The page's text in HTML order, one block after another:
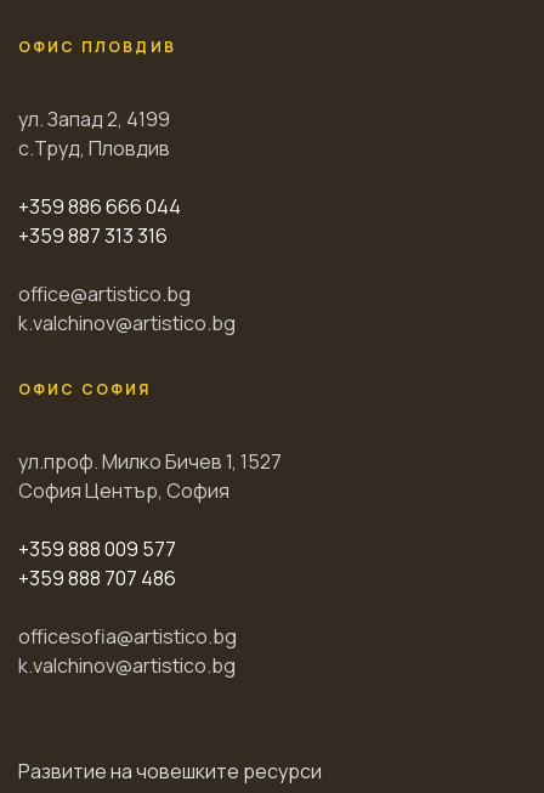
ОФИС ПЛОВДИВ
ул. Запад 2, 4199
с.Труд, Пловдив
+359 886 666 044
+359 887 313 316
office@artistico.bg
k.valchinov@artistico.bg
ОФИС СОФИЯ
ул.проф. Милко Бичев 1, 1527
София Център, София
+359 888 009 577
+359 888 707 486
officesofia@artistico.bg
k.valchinov@artistico.bg
Развитие на човешките ресурси